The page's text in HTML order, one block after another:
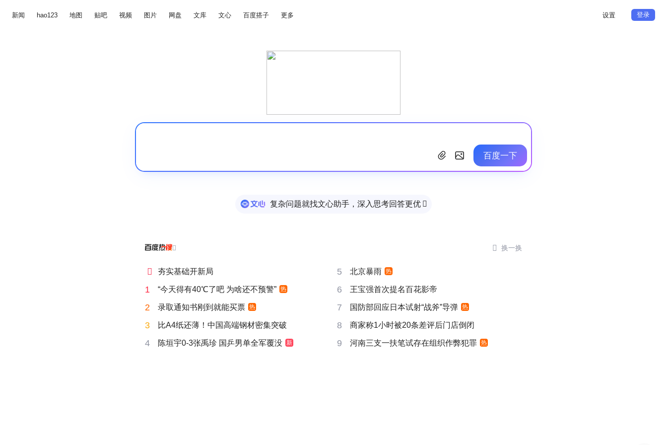
新闻 hao123 地图 贴吧 视频 图片 网盘 文库 文心 百度搭子 更多 设置 登录
百度一下
复杂问题就找文心助手，深入思考回答更优 
  换一换
 夯实基础开新局 5 北京暴雨 热
1 “今天得有40℃了吧 为啥还不预警” 热 6 王宝强首次提名百花影帝
2 录取通知书刚到就能买票 热 7 国防部回应日本试射“战斧”导弹 热
3 比A4纸还薄！中国高端钢材密集突破 8 商家称1小时被20条差评后门店倒闭
4 陈垣宇0-3张禹珍 国乒男单全军覆没 新 9 河南三支一扶笔试存在组织作弊犯罪 热